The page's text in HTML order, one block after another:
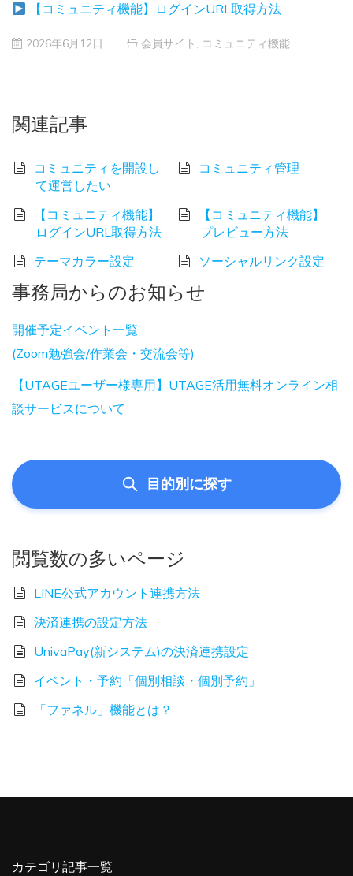
【コミュニティ機能】ログインURL取得方法
2026年6月12日 会員サイト コミュニティ機能
関連記事
コミュニティを開設し
て運営したい
コミュニティ管理
【コミュニティ機能】
ログインURL取得方法
【コミュニティ機能】
プレビュー方法
テーマカラー設定
ソーシャルリンク設定
事務局からのお知らせ
開催予定イベント一覧
(Zoom勉強会/作業会・交流会等)
【UTAGEユーザー様専用】UTAGE活用無料オンライン相
談サービスについて
目的別に探す
閲覧数の多いページ
LINE公式アカウント連携方法
決済連携の設定方法
UnivaPay(新システム)の決済連携設定
イベント・予約「個別相談・個別予約」
「ファネル」機能とは？
カテゴリ記事一覧